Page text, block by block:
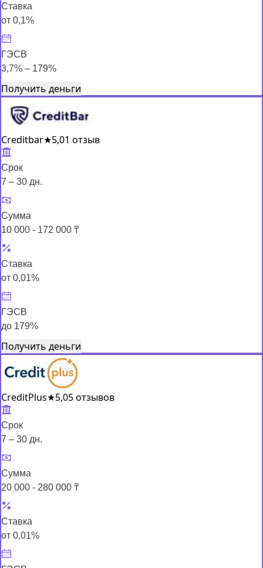
Ставка
от 0,1%
ГЭСВ
3,7% – 179%
Получить деньги
Creditbar★5,01 отзыв
Срок
7 – 30 дн.
Сумма
10 000 - 172 000 ₸
Ставка
от 0,01%
ГЭСВ
до 179%
Получить деньги
CreditPlus★5,05 отзывов
Срок
7 – 30 дн.
Сумма
20 000 - 280 000 ₸
Ставка
от 0,01%